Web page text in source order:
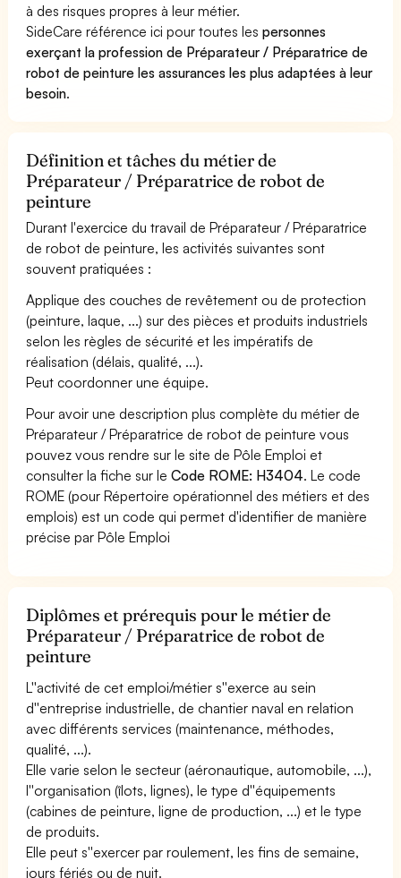
à des risques propres à leur métier.
SideCare référence ici pour toutes lespersonnes
exerçant la profession de Préparateur / Préparatrice de
robot de peinture les assurances les plus adaptées à leur
besoin.
Définition et tâches du métier de
Préparateur / Préparatrice de robot de
peinture
Durant l'exercice du travail de Préparateur / Préparatrice
de robot de peinture, les activités suivantes sont
souvent pratiquées :
Applique des couches de revêtement ou de protection
(peinture, laque, ...) sur des pièces et produits industriels
selon les règles de sécurité et les impératifs de
réalisation (délais, qualité, ...).
Peut coordonner une équipe.
Pour avoir une description plus complète du métier de
Préparateur / Préparatrice de robot de peinture vous
pouvez vous rendre sur le site de Pôle Emploi et
consulter la fiche sur leCode ROME: H3404. Le code
ROME (pour Répertoire opérationnel des métiers et des
emplois) est un code qui permet d'identifier de manière
précise par Pôle Emploi
Diplômes et prérequis pour le métier de
Préparateur / Préparatrice de robot de
peinture
L''activité de cet emploi/métier s''exerce au sein
d''entreprise industrielle, de chantier naval en relation
avec différents services (maintenance, méthodes,
qualité, ...).
Elle varie selon le secteur (aéronautique, automobile, ...),
l''organisation (îlots, lignes), le type d''équipements
(cabines de peinture, ligne de production, ...) et le type
de produits.
Elle peut s''exercer par roulement, les fins de semaine,
jours fériés ou de nuit.